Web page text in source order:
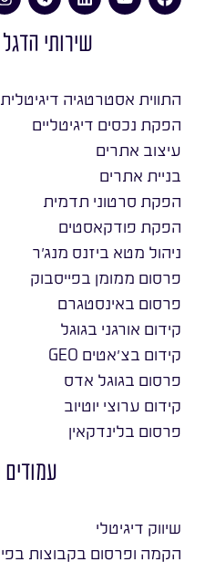
שירותי
התווית אסטרטגיה דיגיטלית
הפקת נכסים דיגיטליים
עיצוב אתרים
בניית אתרים
הפקת סרטוני תדמית
הפקת פודקאסטים
ניהול מטא ביזנס מנג׳ר
פרסום ממומן בפייסבוק
פרסום באינסטגרם
קידום אורגני בגוגל
קידום בצ׳אטים GEO
פרסום בגוגל אדס
קידום ערוצי יוטיוב
פרסום בלינדקאין
עמודים
שיווק דיגיטלי
הקמה ופרסום בקבוצות